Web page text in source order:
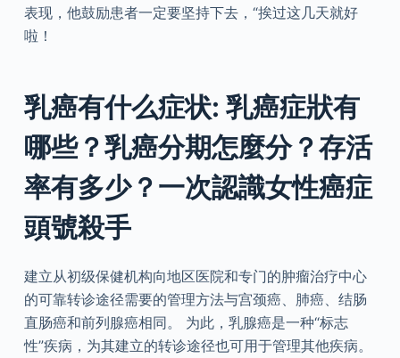
表现，他鼓励患者一定要坚持下去，“挨过这几天就好
啦！
乳癌有什么症状: 乳癌症狀有
哪些？乳癌分期怎麼分？存活
率有多少？一次認識女性癌症
頭號殺手
建立从初级保健机构向地区医院和专门的肿瘤治疗中心
的可靠转诊途径需要的管理方法与宫颈癌、肺癌、结肠
直肠癌和前列腺癌相同。 为此，乳腺癌是一种“标志
性”疾病，为其建立的转诊途径也可用于管理其他疾病。